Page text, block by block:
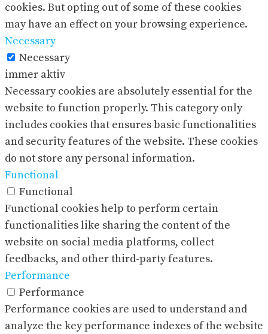
cookies. But opting out of some of these cookies
may have an effect on your browsing experience.
Necessary
Necessary
immer aktiv
Necessary cookies are absolutely essential for the
website to function properly. This category only
includes cookies that ensures basic functionalities
and security features of the website. These cookies
do not store any personal information.
Functional
Functional
Functional cookies help to perform certain
functionalities like sharing the content of the
website on social media platforms, collect
feedbacks, and other third-party features.
Performance
Performance
Performance cookies are used to understand and
analyze the key performance indexes of the website